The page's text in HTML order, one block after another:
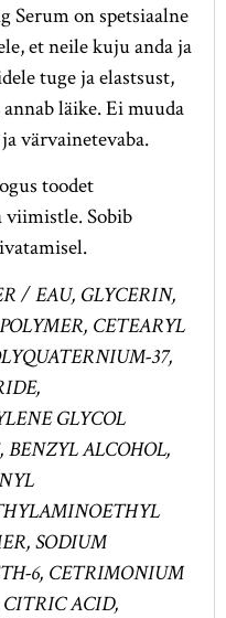
on spetsiaalne
et neile kuju anda ja
tuge ja elastsust,
läike. Ei muuda
värvainetevaba.
toodet
viimistle. Sobib
/ EAU, GLYCERIN,
CETEARYL
37,
GLYCOL
ALCOHOL,
SODIUM
6, CETRIMONIUM
ACID,